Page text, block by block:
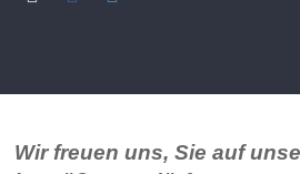
Wir freuen uns, Sie auf